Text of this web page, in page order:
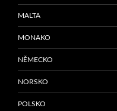
MALTA
MONAKO
NĚMECKO
NORSKO
POLSKO